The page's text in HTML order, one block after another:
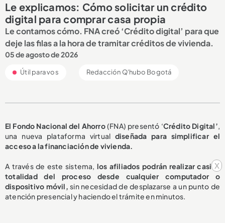
x
Le explicamos: Cómo solicitar un crédito
digital para comprar casa propia
Le contamos cómo. FNA creó ‘Crédito digital’ para que
deje las filas a la hora de tramitar créditos de vivienda.
05 de agosto de 2026
Útil para vos Redacción Q'hubo Bogotá
El Fondo Nacional del Ahorro(FNA) presentó ‘Crédito Digital’,
una nueva plataforma virtual diseñada para simplificar el
acceso a la financiación de vivienda.
A través de este sistema, los afiliados podrán realizar casi la
totalidad del proceso desde cualquier computador o
dispositivo móvil, sin necesidad de desplazarse a un punto de
atención presencial y haciendo el trámite en minutos.